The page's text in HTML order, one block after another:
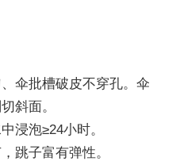
伞批槽破皮不穿孔。伞
斜面。
浸泡≥24小时。
跳子富有弹性。